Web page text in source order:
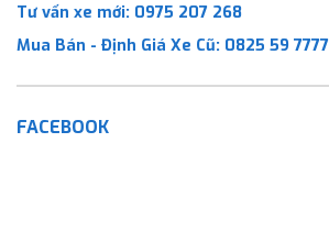
Tư vấn xe mới: 0975 207 268
Mua Bán - Định Giá Xe Cũ: 0825 59 7777
FACEBOOK